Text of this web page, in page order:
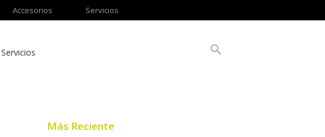
Accesorios Servicios
Servicios
Más Reciente